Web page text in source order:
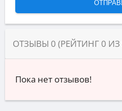
ОТЗЫВЫ 0 (РЕЙТИНГ 0 ИЗ
Пока нет отзывов!